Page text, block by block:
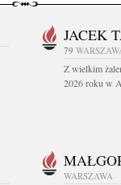
JACEK
79
Z wielkim
2026 roku w
WARSZAWA